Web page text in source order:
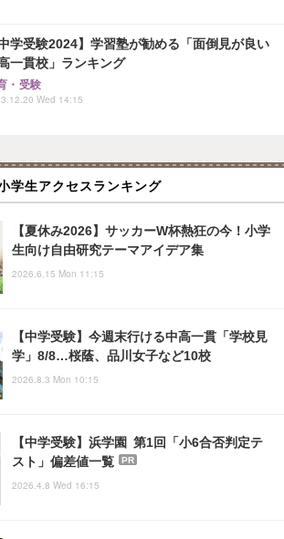
中学受験2024】学習塾が勧める「面倒見が良い
一貫校」ランキング
・受験
Wed 14:15
学生アクセスランキング
【夏休み2026】サッカーW杯熱狂の今！小学
生向け自由研究テーマアイデア集
2026.6.15 Mon 11:15
【中学受験】今週末行ける中高一貫「学校見
学」8/8…桜蔭、品川女子など10校
2026.8.3 Mon 10:15
【中学受験】浜学園 第1回「小6合否判定テ
スト」偏差値一覧
PR
2026.4.8 Wed 16:15